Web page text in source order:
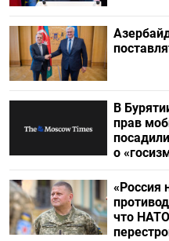
В
прав
о
«Россия
что